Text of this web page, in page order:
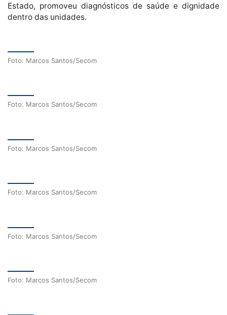
Estado, promoveu diagnósticos de saúde e dignidade
dentro das unidades.
Foto: Marcos Santos/Secom
Foto: Marcos Santos/Secom
Foto: Marcos Santos/Secom
Foto: Marcos Santos/Secom
Foto: Marcos Santos/Secom
Foto: Marcos Santos/Secom